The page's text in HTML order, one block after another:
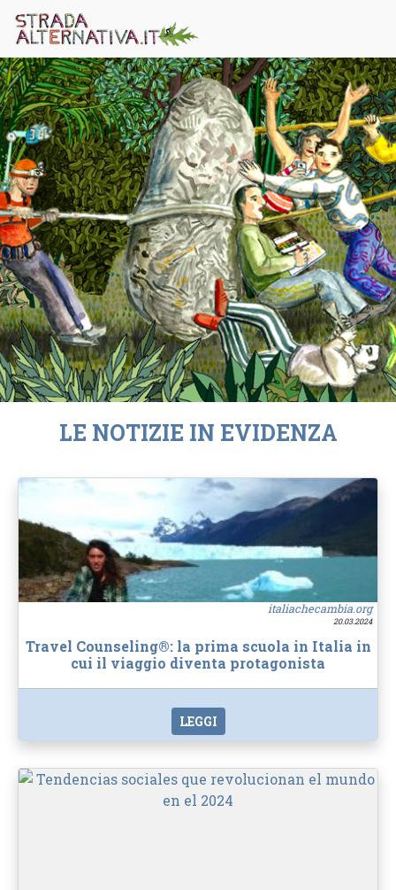
LE NOTIZIE IN EVIDENZA
italiachecambia.org
20.03.2024
Travel Counseling®: la prima scuola in Italia in
cui il viaggio diventa protagonista
LEGGI